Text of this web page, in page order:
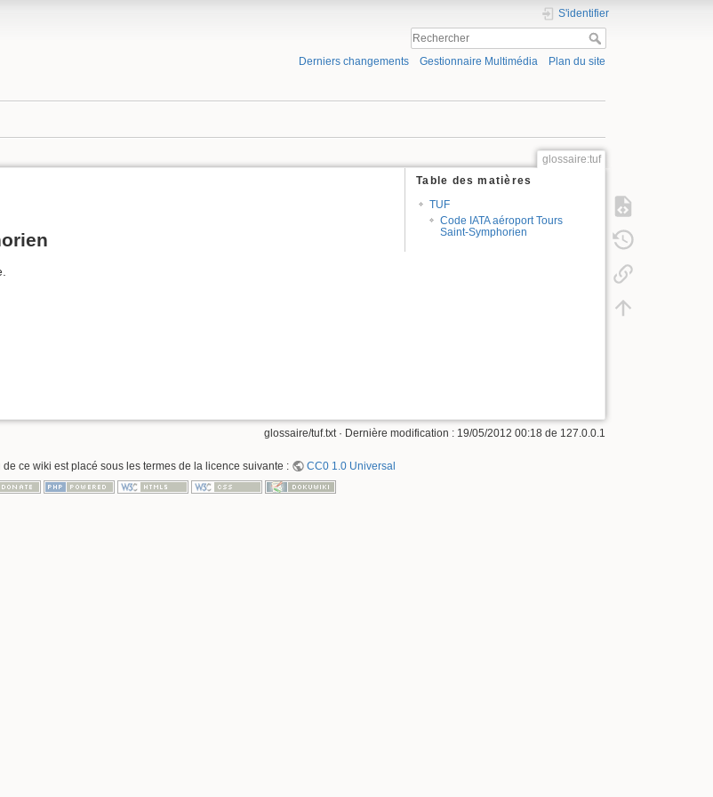
S'identifier
Derniers changements Gestionnaire Multimédia Plan du site
glossaire:tuf
Table des matières
TUF
Code IATA aéroport Tours
Saint-Symphorien
glossaire/tuf.txt· Dernière modification : 19/05/2012 00:18 de 127.0.0.1
ce wiki est placé sous les termes de la licence suivante : CC0 1.0 Universal